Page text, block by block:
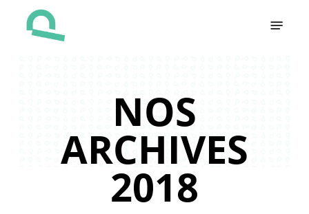
NOS
ARCHIVES
2018